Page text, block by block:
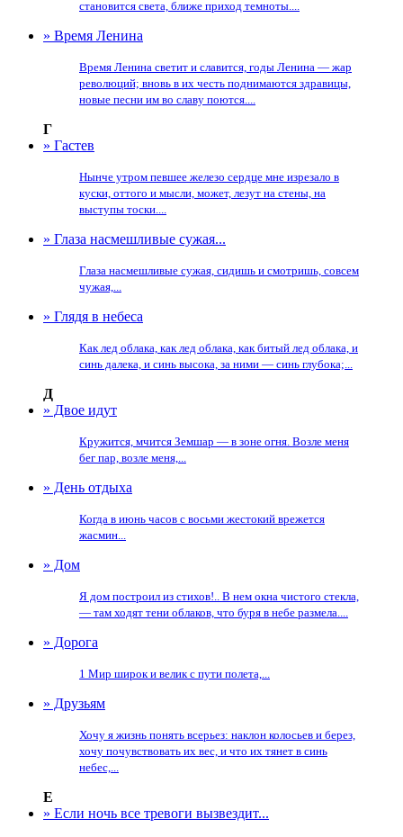
становится света, ближе приход темноты....
» Время Ленина
Время Ленина светит и славится, годы Ленина — жар
революций; вновь в их честь поднимаются здравицы,
новые песни им во славу поются....
Г
» Гастев
Нынче утром певшее железо сердце мне изрезало в
куски, оттого и мысли, может, лезут на стены, на
выступы тоски....
» Глаза насмешливые сужая...
Глаза насмешливые сужая, сидишь и смотришь, совсем
чужая,...
» Глядя в небеса
Как лед облака, как лед облака, как битый лед облака, и
синь далека, и синь высока, за ними — синь глубока;...
Д
» Двое идут
Кружится, мчится Земшар — в зоне огня. Возле меня
бег пар, возле меня,...
» День отдыха
Когда в июнь часов с восьми жестокий врежется
жасмин...
» Дом
Я дом построил из стихов!.. В нем окна чистого стекла,
— там ходят тени облаков, что буря в небе размела....
» Дорога
1 Мир широк и велик с пути полета,...
» Друзьям
Хочу я жизнь понять всерьез: наклон колосьев и берез,
хочу почувствовать их вес, и что их тянет в синь
небес,...
Е
» Если ночь все тревоги вызвездит...